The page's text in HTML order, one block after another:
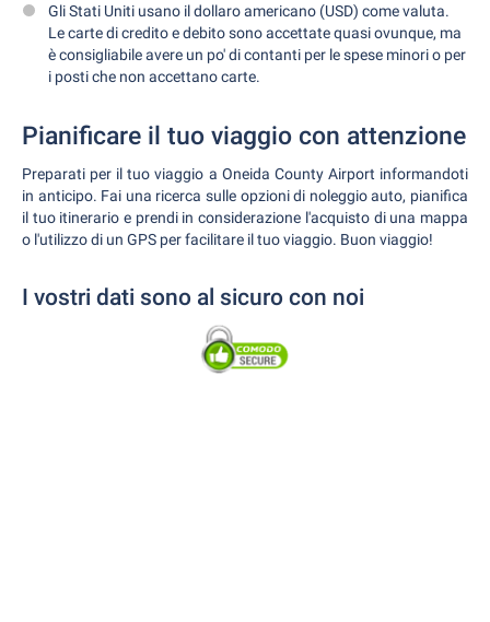
Gli Stati Uniti usano il dollaro americano (USD) come valuta.
Le carte di credito e debito sono accettate quasi ovunque, ma
è consigliabile avere un po' di contanti per le spese minori o per
i posti che non accettano carte.
Pianificare il tuo viaggio con attenzione
Preparati per il tuo viaggio a Oneida County Airport informandoti
in anticipo. Fai una ricerca sulle opzioni di noleggio auto, pianifica
il tuo itinerario e prendi in considerazione l'acquisto di una mappa
o l'utilizzo di un GPS per facilitare il tuo viaggio. Buon viaggio!
I vostri dati sono al sicuro con noi